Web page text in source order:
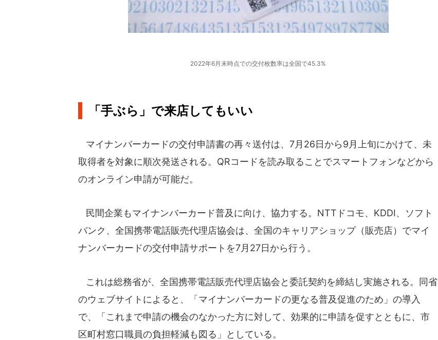
2022年6月末時点での交付枚数率は全国で45.3%
「手ぶら」で来店してもいい
マイナンバーカードの交付申請書の再々送付は、7月26日から9月上旬にかけて、未
取得者を対象に順次発送される。QRコードを読み取ることでスマートフォンなどから
のオンライン申請が可能だ。
民間企業もマイナンバーカード普及に向け、協力する。NTTドコモ、KDDI、ソフト
バンク、全国携帯電話販売代理店協会は、全国のキャリアショップ（販売店）でマイ
ナンバーカードの交付申請サポートを7月27日から行う。
これは総務省が、全国携帯電話販売代理店協会と委託契約を締結し実施される。同省
のウェブサイトによると、「マイナンバーカードの更なる普及促進のため」の導入
で、「これまで申請の機会のなかった方に対して、効果的に申請を促すとともに、市
区町村窓口職員の負担軽減も図る」としている。